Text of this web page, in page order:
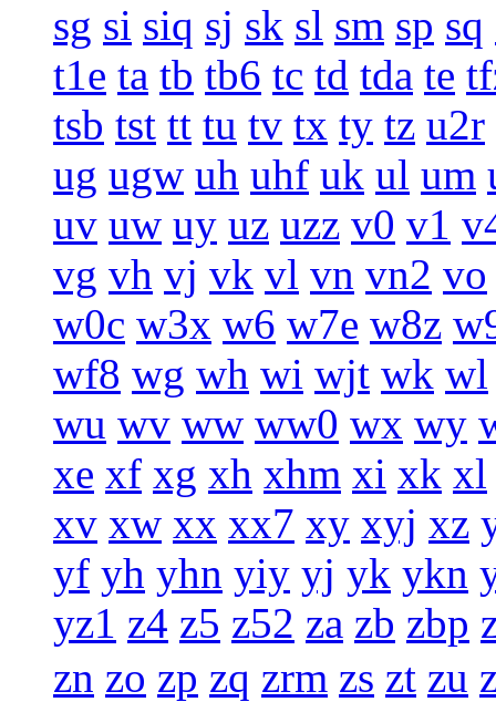
sg si siq sj sk sl sm sp sq
t1e ta tb tb6 tc td tda te
tsb tst tt tu tv tx ty tz u2r
ug ugw uh uhf uk ul um
uv uw uy uz uzz v0 v1
vg vh vj vk vl vn vn2 vo
w0c w3x w6 w7e w8z
wf8 wg wh wi wjt wk wl
wu wv ww ww0 wx wy
xe xf xg xh xhm xi xk xl
xv xw xx xx7 xy xyj xz
yf yh yhn yiy yj yk ykn
yz1 z4 z5 z52 za zb zbp
zn zo zp zq zrm zs zt zu